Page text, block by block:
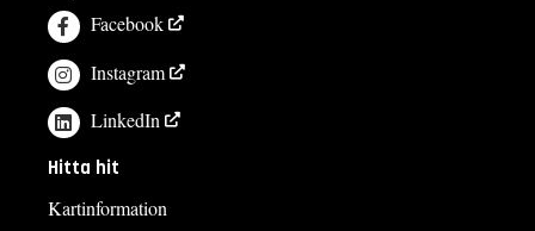
Facebook
Instagram
LinkedIn
Hitta hit
Kartinformation